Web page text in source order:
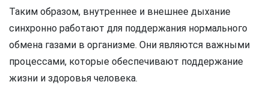
Таким образом, внутреннее и внешнее дыхание
синхронно работают для поддержания нормального
обмена газами в организме. Они являются важными
процессами, которые обеспечивают поддержание
жизни и здоровья человека.